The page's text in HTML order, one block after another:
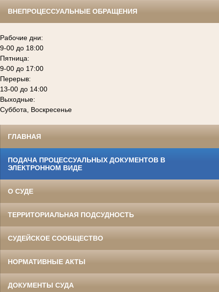
ВНЕПРОЦЕССУАЛЬНЫЕ ОБРАЩЕНИЯ
Рабочие дни:
9-00 до 18:00
Пятница:
9-00 до 17:00
Перерыв:
13-00 до 14:00
Выходные:
Суббота, Воскресенье
ГЛАВНАЯ
ПОДАЧА ПРОЦЕССУАЛЬНЫХ ДОКУМЕНТОВ В
ЭЛЕКТРОННОМ ВИДЕ
О СУДЕ
ТЕРРИТОРИАЛЬНАЯ ПОДСУДНОСТЬ
СУДЕЙСКОЕ СООБЩЕСТВО
НОРМАТИВНЫЕ АКТЫ
ДОКУМЕНТЫ СУДА